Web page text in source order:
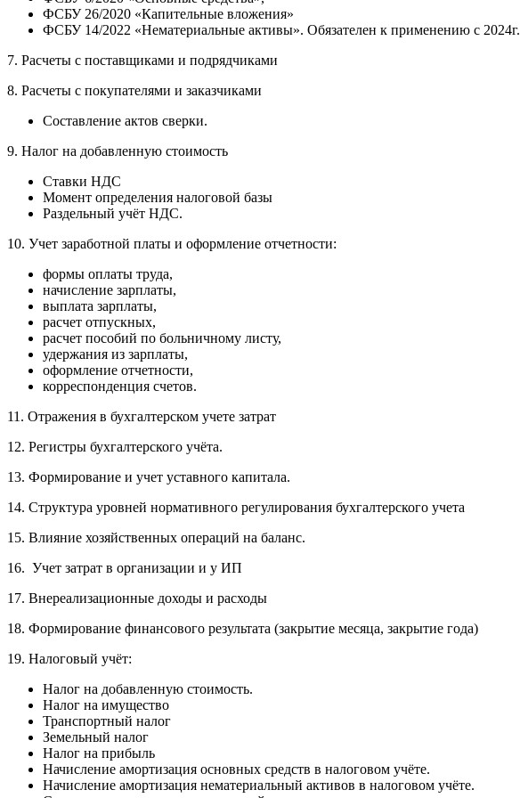
ФСБУ 26/2020 «Капительные вложения»
ФСБУ 14/2022 «Нематериальные активы». Обязателен к применению с 2024г.
7. Расчеты с поставщиками и подрядчиками
8. Расчеты с покупателями и заказчиками
Составление актов сверки.
9. Налог на добавленную стоимость
Ставки НДС
Момент определения налоговой базы
Раздельный учёт НДС.
10. Учет заработной платы и оформление отчетности:
формы оплаты труда,
начисление зарплаты,
выплата зарплаты,
расчет отпускных,
расчет пособий по больничному листу,
удержания из зарплаты,
оформление отчетности,
корреспонденция счетов.
11. Отражения в бухгалтерском учете затрат
12. Регистры бухгалтерского учёта.
13. Формирование и учет уставного капитала.
14. Структура уровней нормативного регулирования бухгалтерского учета
15. Влияние хозяйственных операций на баланс.
16. Учет затрат в организации и у ИП
17. Внереализационные доходы и расходы
18. Формирование финансового результата (закрытие месяца, закрытие года)
19. Налоговый учёт:
Налог на добавленную стоимость.
Налог на имущество
Транспортный налог
Земельный налог
Налог на прибыль
Начисление амортизация основных средств в налоговом учёте.
Начисление амортизация нематериальный активов в налоговом учёте.